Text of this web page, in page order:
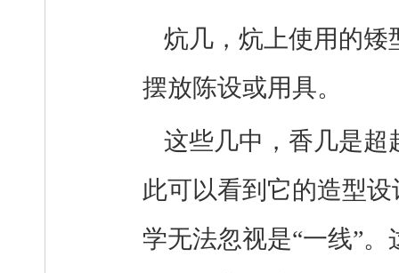
炕几，炕上使用的矮
摆放陈设或用具。
这些几中，香几是超
此可以看到它的造型
学无法忽视是“一线”